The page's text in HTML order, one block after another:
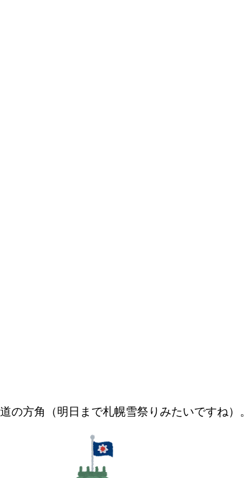
の方角（明日まで札幌雪祭りみたいですね）。